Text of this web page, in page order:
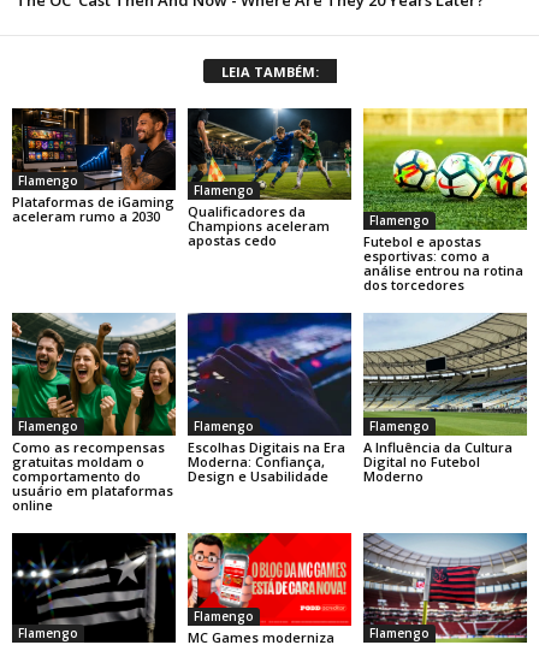
LEIA TAMBÉM:
Flamengo
Plataformas de iGaming
aceleram rumo a 2030
Flamengo
Qualificadores da
Champions aceleram
apostas cedo
Flamengo
Futebol e apostas
esportivas: como a
análise entrou na rotina
dos torcedores
Flamengo
Como as recompensas
gratuitas moldam o
comportamento do
usuário em plataformas
online
Flamengo
Escolhas Digitais na Era
Moderna: Confiança,
Design e Usabilidade
Flamengo
A Influência da Cultura
Digital no Futebol
Moderno
Flamengo
Flamengo
MC Games moderniza
Flamengo